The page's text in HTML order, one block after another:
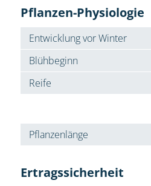
Pflanzen-Physiologie
Entwicklung vor Winter
Blühbeginn
Reife
Pflanzenlänge
Ertragssicherheit